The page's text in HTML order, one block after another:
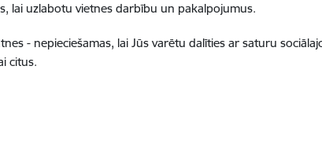
lai uzlabotu vietnes darbību un pakalpojumus.
- nepieciešamas, lai Jūs varētu dalīties ar saturu
citus.